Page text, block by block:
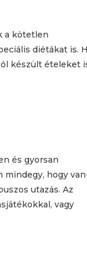
a kötetlen
diétákat is.
készült ételeket
és gyorsan
mindegy, hogy
utazás. Az
vagy